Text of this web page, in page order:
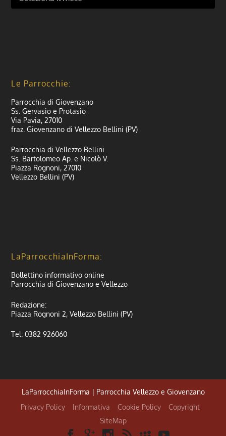
Le Parrocchie:
Parrocchia di Giovenzano
Ss. Gervasio e Protasio
Via Pavia, 27010
fraz. Giovenzano di Vellezzo Bellini (PV)
Parrocchia di Vellezzo Bellini
Ss. Bartolomeo Ap. e Nicolò V.
Piazza Rognoni, 27010
Vellezzo Bellini (PV)
LaParrocchiaInForma:
Bollettino informativo online
Parrocchia di Giovenzano e Vellezzo
Redazione:
Piazza Rognoni 2, Vellezzo Bellini (PV)
Tel: 0382 926060
LaParrocchiaInForma | Parrocchia Vellezzo e Giovenzano
Privacy Policy
Informativa Cookie Policy
Copyright
SiteMap